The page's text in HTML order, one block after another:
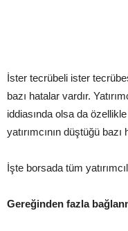
İster tecrübeli ister
bazı hatalar vardır.
iddiasında olsa da özellikle
yatırımcının düştüğü
İşte borsada tüm
Gereğinden fazla